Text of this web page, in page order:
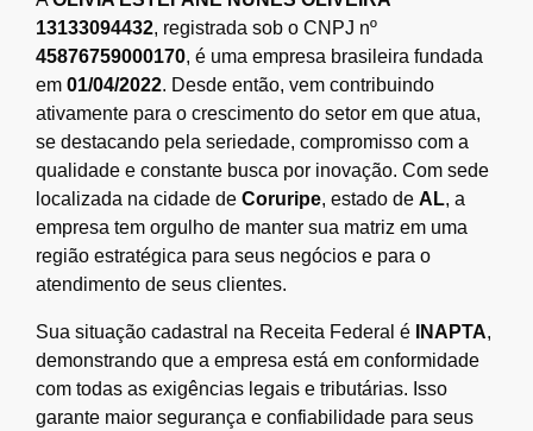
13133094432, registrada sob o CNPJ nº
45876759000170, é uma empresa brasileira fundada
em 01/04/2022. Desde então, vem contribuindo
ativamente para o crescimento do setor em que atua,
se destacando pela seriedade, compromisso com a
qualidade e constante busca por inovação. Com sede
localizada na cidade de Coruripe, estado de AL, a
empresa tem orgulho de manter sua matriz em uma
região estratégica para seus negócios e para o
atendimento de seus clientes.
Sua situação cadastral na Receita Federal é INAPTA,
demonstrando que a empresa está em conformidade
com todas as exigências legais e tributárias. Isso
garante maior segurança e confiabilidade para seus